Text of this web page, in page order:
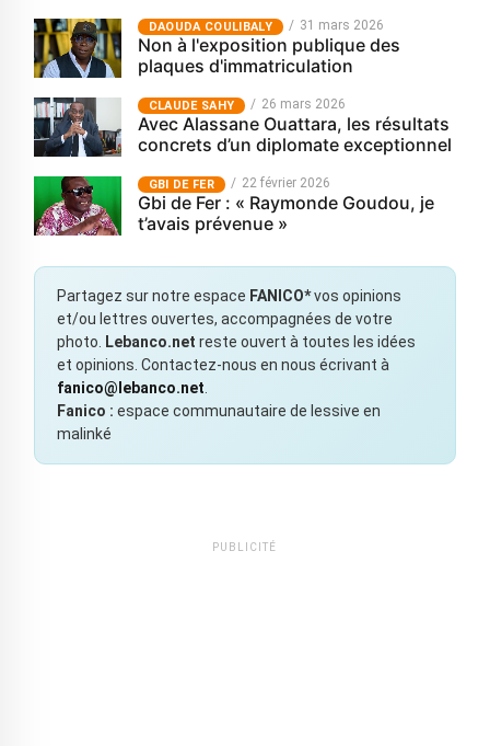
‎DAOUDA COULIBALY 31 mars 2026
Non à l'exposition publique des
plaques d'immatriculation
CLAUDE SAHY 26 mars 2026
Avec Alassane Ouattara, les résultats
concrets d’un diplomate exceptionnel
GBI DE FER 22 février 2026
Gbi de Fer : « Raymonde Goudou, je
t’avais prévenue »
Partagez sur notre espace FANICO*vos opinions
et/ou lettres ouvertes, accompagnées de votre
photo.
Lebanco.net reste ouvert à toutes les idées
et opinions. Contactez-nous en nous écrivant à
fanico@lebanco.net
Fanico : espace communautaire de lessive en
malinké
PUBLICITÉ